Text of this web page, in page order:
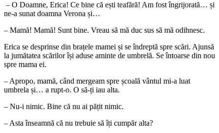
– O Doamne, Erica! Ce bine că ești teafără! Am fost îngrijorată… și
ne-a sunat doamna Verona și…
– Mamă! Mamă! Sunt bine. Vreau să mă duc sus să mă odihnesc.
Erica se desprinse din brațele mamei și se îndreptă spre scări. Ajunsă
la jumătatea scărilor își aduse aminte de umbrelă. Se întoarse din nou
spre mama ei.
– Apropo, mamă, când mergeam spre școală vântul mi-a luat
umbrela și… a rupt-o. O să-ți iau alta.
– Nu-i nimic. Bine că nu ai pățit nimic.
– Asta înseamnă că nu trebuie să îți cumpăr alta?